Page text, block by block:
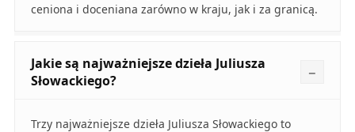
ceniona i doceniana zarówno w kraju, jak i za granicą.
Jakie są najważniejsze dzieła Juliusza
Słowackiego?
Trzy najważniejsze dzieła Juliusza Słowackiego to